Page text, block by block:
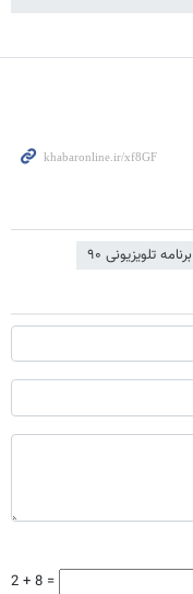
برنامه تلویزیونی ۹۰
2 + 8 =